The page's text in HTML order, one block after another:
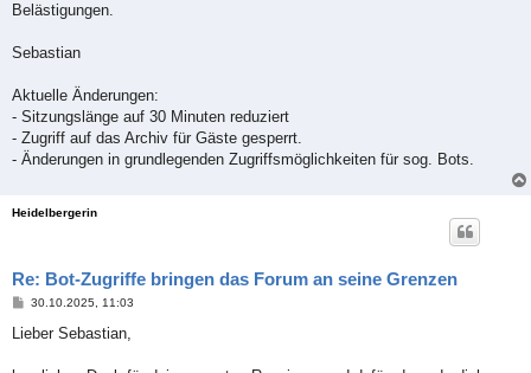
Belästigungen.
Sebastian
Aktuelle Änderungen:
- Sitzungslänge auf 30 Minuten reduziert
- Zugriff auf das Archiv für Gäste gesperrt.
- Änderungen in grundlegenden Zugriffsmöglichkeiten für sog. Bots.
Heidelbergerin
Re: Bot-Zugriffe bringen das Forum an seine Grenzen
B
i
30.10.2025, 11:03
Lieber Sebastian,